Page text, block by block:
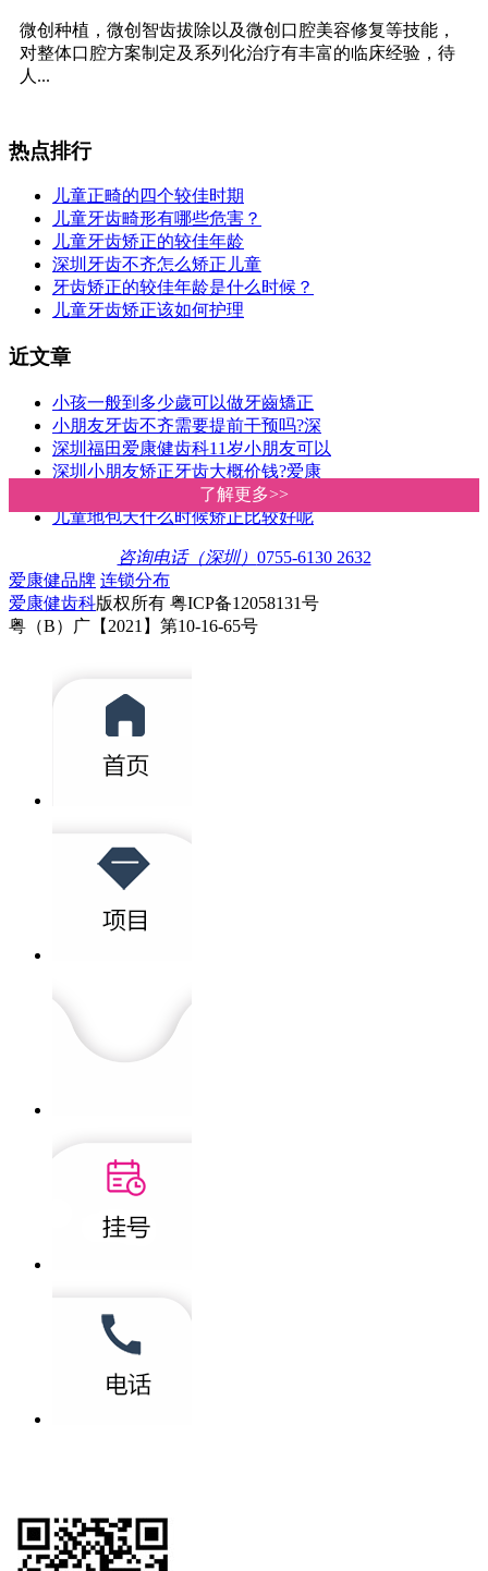
了解更多>>
了解更多>>
微创种植，微创智齿拔除以及微创口腔美容修复等技能，
对整体口腔方案制定及系列化治疗有丰富的临床经验，待
人...
热点排行
儿童正畸的四个较佳时期
儿童牙齿畸形有哪些危害？
儿童牙齿矫正的较佳年龄
深圳牙齿不齐怎么矫正儿童
牙齿矫正的较佳年龄是什么时候？
儿童牙齿矫正该如何护理
近文章
小孩一般到多少歲可以做牙齒矯正
小朋友牙齿不齐需要提前干预吗?深
深圳福田爱康健齿科11岁小朋友可以
深圳小朋友矫正牙齿大概价钱?爱康
如何干预和纠正孩子错颌畸形？深
儿童地包天什么时候矫正比较好呢
咨询电话（深圳） 0755-6130 2632
爱康健品牌 连锁分布
爱康健齿科版权所有 粤ICP备12058131号
粤（B）广【2021】第10-16-65号